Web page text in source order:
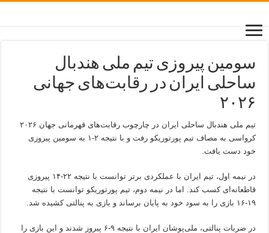
سومین پیروزی تیم ملی هندبال
ساحلی ایران در رقابت‌های جهانی
۲۰۲۶
تیم ملی هندبال ساحلی ایران در چارچوب رقابت‌های قهرمانی جهان ۲۰۲۶
کرواسی به مصاف تیم پورتوریکو رفت و با نتیجه ۲-۱ به سومین پیروزی
خود دست یافت.
در نیمه اول، تیم ایران با عملکردی برتر توانست با نتیجه ۲۲-۱۴ پیروزی
قاطعانه‌ای کسب کند. اما در نیمه دوم، تیم پورتوریکو توانست با نتیجه
۱۹-۱۶ بازی را به سود خود به پایان برساند و بازی به پنالتی کشیده شد.
در ضربات پنالتی، ملی‌پوشان ایران با نتیجه ۹-۶ پیروز شدند و این بازی را